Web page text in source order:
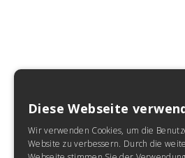
Diese Webseite
Wir verwenden Cookies, um die
Website zu verbessern. Durch die